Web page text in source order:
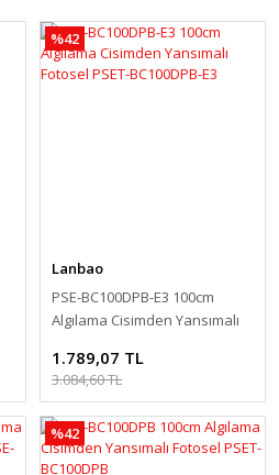
%42
Lanbao
PSE-BC100DPB-E3 100cm
Algılama Cisimden Yansımalı
1.789,07 TL
3.084,60 TL
%42